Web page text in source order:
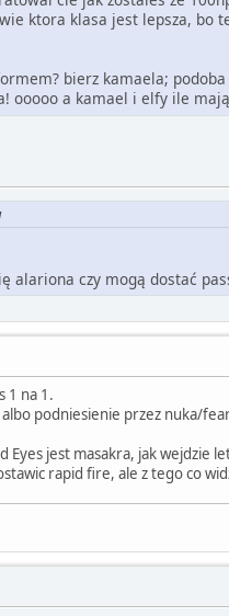
ktora klasa jest lepsza,
bierz kamaela;
ooooo a kamael i elfy ile
alariona czy mogą dostać
1 na 1.
albo podniesienie przez nuka/
jest masakra, jak wejdzie
rapid fire, ale z tego co